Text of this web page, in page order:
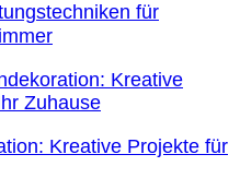
für
Kreative Projekte für